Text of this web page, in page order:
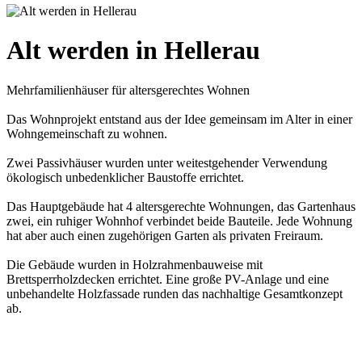
Alt werden in Hellerau
Mehrfamilienhäuser für altersgerechtes Wohnen
Das Wohnprojekt entstand aus der Idee gemeinsam im Alter in einer
Wohngemeinschaft zu wohnen.
Zwei Passivhäuser wurden unter weitestgehender Verwendung
ökologisch unbedenklicher Baustoffe errichtet.
Das Hauptgebäude hat 4 altersgerechte Wohnungen, das Gartenhaus
zwei, ein ruhiger Wohnhof verbindet beide Bauteile. Jede Wohnung
hat aber auch einen zugehörigen Garten als privaten Freiraum.
Die Gebäude wurden in Holzrahmenbauweise mit
Brettsperrholzdecken errichtet. Eine große PV-Anlage und eine
unbehandelte Holzfassade runden das nachhaltige Gesamtkonzept
ab.